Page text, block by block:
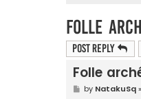
Folle
Post Reply
Folle
Pby NatakuSq»